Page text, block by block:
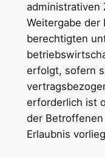
administrativen
Weitergabe der
berechtigten
erfolgt, sofern
erforderlich ist
der
Erlaubnis